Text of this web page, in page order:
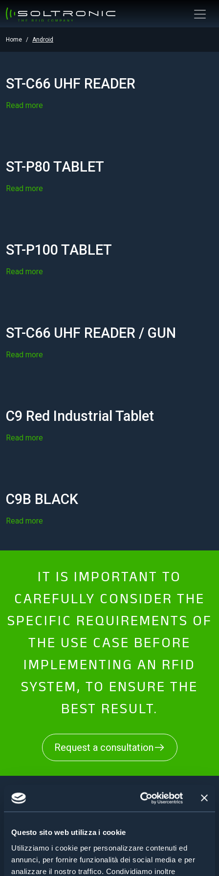
Questo sito web utilizza i cookie
Utilizziamo i cookie per personalizzare contenuti ed
annunci, per fornire funzionalità dei social media e per
analizzare il nostro traffico. Condividiamo inoltre
Home Android
ST-C66 UHF READER
Read more
ST-P80 TABLET
Read more
ST-P100 TABLET
Read more
ST-C66 UHF READER / GUN
Read more
C9 Red Industrial Tablet
Read more
C9B BLACK
Read more
IT IS IMPORTANT TO
CAREFULLY CONSIDER THE
SPECIFIC REQUIREMENTS OF
THE USE CASE BEFORE
IMPLEMENTING AN RFID
SYSTEM, TO ENSURE THE
BEST RESULT.
Request a consultation
CASE STUDIES
PHARMACEUTICAL
INDUSTRY